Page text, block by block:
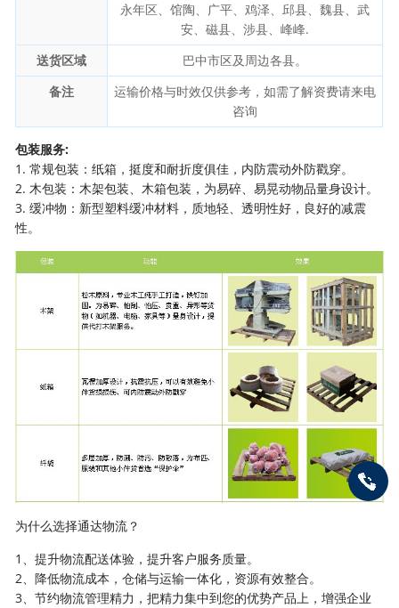
永年区、馆陶、广平、鸡泽、邱县、魏县、武
安、磁县、涉县、峰峰.
送货区域
巴中市区及周边各县。
备注
运输价格与时效仅供参考，如需了解资费请来电
咨询
包装服务:
1. 常规包装：纸箱，挺度和耐折度俱佳，内防震动外防戳穿。
2. 木包装：木架包装、木箱包装，为易碎、易晃动物品量身设计。
3. 缓冲物：新型塑料缓冲材料，质地轻、透明性好，良好的减震
性。
为什么选择通达物流？
1、提升物流配送体验，提升客户服务质量。
2、降低物流成本，仓储与运输一体化，资源有效整合。
3、节约物流管理精力，把精力集中到您的优势产品上，增强企业